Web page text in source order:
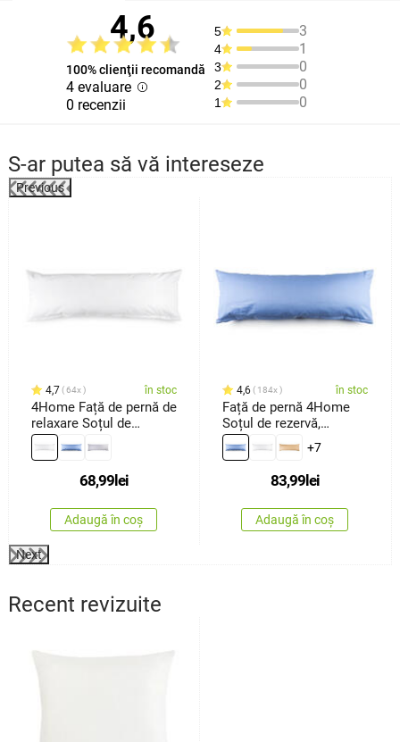
4,6
100% clienţii recomandă
4 evaluare
0 recenzii
5 3
4 1
3 0
2 0
1 0
S-ar putea să vă intereseze
Previous
4,7 64x în stoc
4Home Față de pernă de
relaxare Soțul de
rezervă albă, 45 x 120
cm
68,99 lei
Adaugă în coș
4,6 184x în stoc
Față de pernă 4Home
Soțul de rezervă,
albastru, 50 x 150 cm
+7
83,99 lei
Adaugă în coș
Next
Recent revizuite